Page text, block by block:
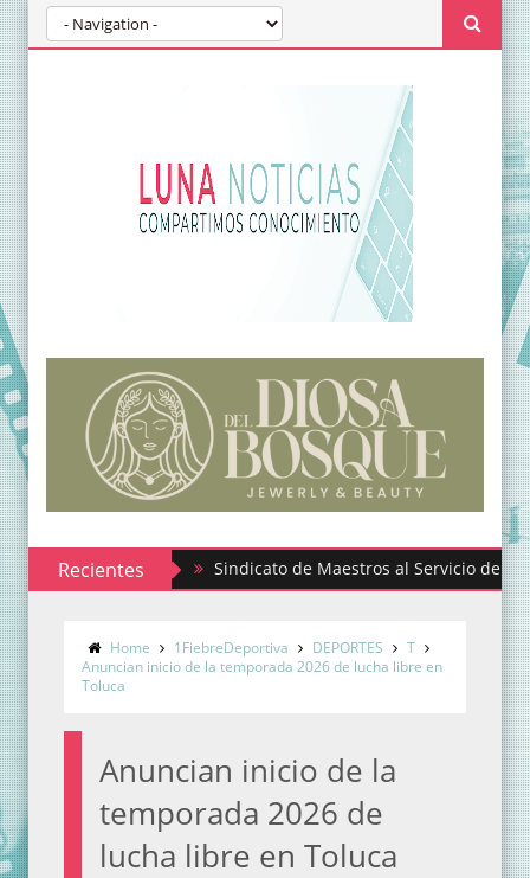
RecientesSindicato de Maestros al Servicio del Estado
Home 1FiebreDeportiva DEPORTES
T
Anuncian inicio de la temporada 2026 de lucha libre en
Toluca
Anuncian inicio de la
temporada 2026 de
lucha libre en Toluca